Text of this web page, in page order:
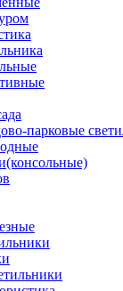
парковые